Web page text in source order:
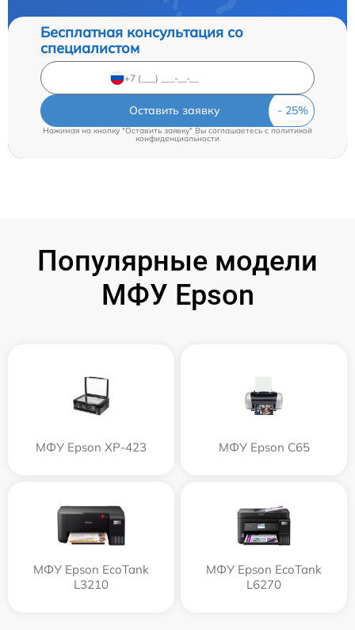
Бесплатная консультация со
специалистом
Оставить заявку
Нажимая на кнопку "Оставить заявку" Вы соглашаетесь cполитикой
конфиденциальности
Популярные модели
МФУ Epson
МФУ Epson XP-423 МФУ Epson C65
МФУ Epson EcoTank
L3210
МФУ Epson EcoTank
L6270